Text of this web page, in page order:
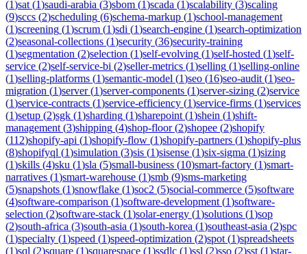
(1)sat (1)saudi-arabia (3)sbom (1)scada (1)scalability (3)scaling
(9)sccs (2)scheduling (6)schema-markup (1)school-management
(1)screening (1)scrum (1)sdi (1)search-engine (1)search-optimization
(2)seasonal-collections (1)security (36)security-training
(1)segmentation (2)selection (1)self-evolving (1)self-hosted (1)self-
service (2)self-service-bi (2)seller-metrics (1)selling (1)selling-online
(1)selling-platforms (1)semantic-model (1)seo (16)seo-audit (1)seo-
migration (1)server(1)server-components (1)server-sizing (2)service
(1)service-contracts (1)service-efficiency (1)service-firms (1)services
(1)setup (2)sgk (1)sharding (1)sharepoint (1)shein (1)shift-
management (3)shipping (4)shop-floor(2)shopee (2)shopify
(112)shopify-api (1)shopify-flow (1)shopify-partners (1)shopify-plus
(8)shopifyql (1)simulation (3)sis (1)sisense (1)six-sigma (1)sizing
(1)skills (4)sku (1)sla (5)small-business (10)smart-factory (1)smart-
narratives (1)smart-warehouse (1)smb (9)sms-marketing
(5)snapshots (1)snowflake (1)soc2 (5)social-commerce (5)software
(4)software-comparison (1)software-development (1)software-
selection (2)software-stack (1)solar-energy (1)solutions (1)sop
(2)south-africa (3)south-asia (1)south-korea (1)southeast-asia (2)spc
(1)specialty (1)speed (1)speed-optimization (2)spot (1)spreadsheets
(1)sql (2)square (1)squarespace (1)ssdlc (1)ssl (2)sso (2)sst (1)star-